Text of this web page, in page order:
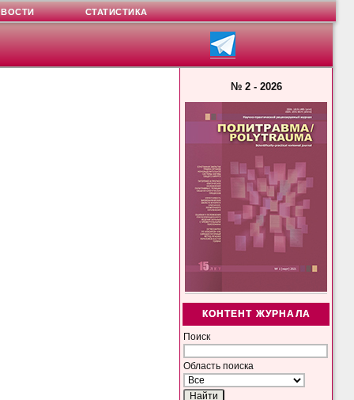
№ 2 - 2026
КОНТЕНТ ЖУРНАЛА
Поиск
Область поиска
СТАТИСТИКА